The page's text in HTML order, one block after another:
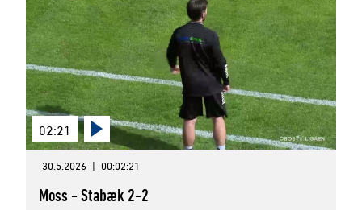
02:21
30.5.2026 | 00:02:21
Moss - Stabæk 2-2